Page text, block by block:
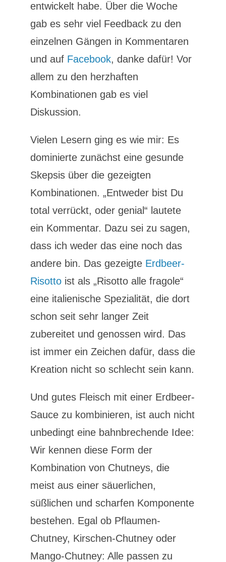
entwickelt habe. Über die Woche
gab es sehr viel Feedback zu den
einzelnen Gängen in Kommentaren
und auf Facebook, danke dafür! Vor
allem zu den herzhaften
Kombinationen gab es viel
Diskussion.
Vielen Lesern ging es wie mir: Es
dominierte zunächst eine gesunde
Skepsis über die gezeigten
Kombinationen. „Entweder bist Du
total verrückt, oder genial“ lautete
ein Kommentar. Dazu sei zu sagen,
dass ich weder das eine noch das
andere bin. Das gezeigte Erdbeer-
Risottoist als „Risotto alle fragole“
eine italienische Spezialität, die dort
schon seit sehr langer Zeit
zubereitet und genossen wird. Das
ist immer ein Zeichen dafür, dass die
Kreation nicht so schlecht sein kann.
Und gutes Fleisch mit einer Erdbeer-
Sauce zu kombinieren, ist auch nicht
unbedingt eine bahnbrechende Idee:
Wir kennen diese Form der
Kombination von Chutneys, die
meist aus einer säuerlichen,
süßlichen und scharfen Komponente
bestehen. Egal ob Pflaumen-
Chutney, Kirschen-Chutney oder
Mango-Chutney: Alle passen zu